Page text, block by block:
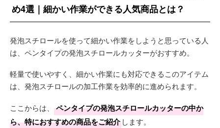
め4選｜細かい作業ができる人気商品とは？
発泡スチロールを使って細かい作業をしようと思っている人
は、ペンタイプの発泡スチロールカッターがおすすめ。
軽量で使いやすく、細かい作業にも対応できるこのアイテム
は、発泡スチロールの加工作業を効率的に進められます。
ここからは、
ペンタイプの発泡スチロールカッターの中か
ら、特におすすめの商品をご紹介 します。